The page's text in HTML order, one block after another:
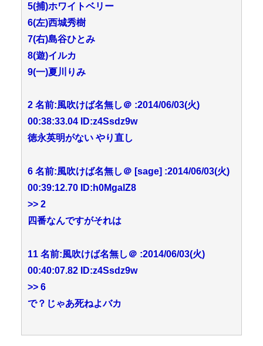
5(捕)ホワイトベリー
6(左)西城秀樹
7(右)島谷ひとみ
8(遊)イルカ
9(一)夏川りみ
2 名前:風吹けば名無し＠ :2014/06/03(火)
00:38:33.04 ID:z4Ssdz9w
徳永英明がない やり直し
6 名前:風吹けば名無し＠ [sage] :2014/06/03(火)
00:39:12.70 ID:h0MgalZ8
>> 2
四番なんですがそれは
11 名前:風吹けば名無し＠ :2014/06/03(火)
00:40:07.82 ID:z4Ssdz9w
>> 6
で？じゃあ死ねよバカ